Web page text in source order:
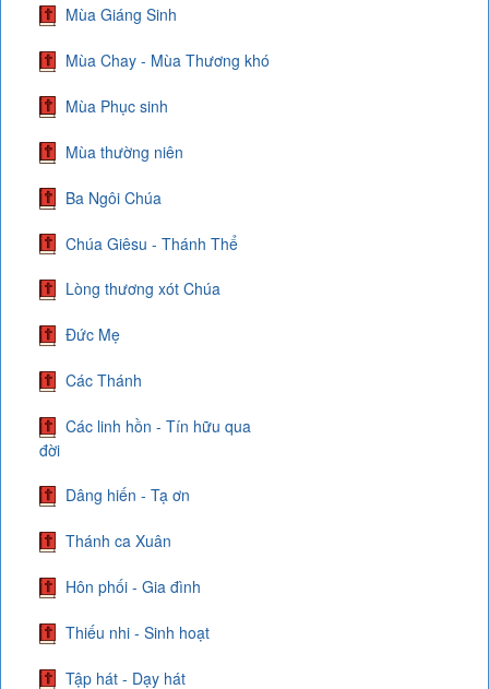
Mùa Giáng Sinh
Mùa Chay - Mùa Thương khó
Mùa Phục sinh
Mùa thường niên
Ba Ngôi Chúa
Chúa Giêsu - Thánh Thể
Lòng thương xót Chúa
Đức Mẹ
Các Thánh
Các linh hồn - Tín hữu qua
đời
Dâng hiến - Tạ ơn
Thánh ca Xuân
Hôn phối - Gia đình
Thiếu nhi - Sinh hoạt
Tập hát - Dạy hát